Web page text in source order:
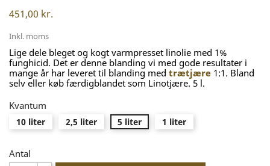
451,00 kr.
Inkl. moms
Lige dele bleget og kogt varmpresset linolie med 1%
funghicid. Det er denne blanding vi med gode resultater i
mange år har leveret til blanding med trætjære 1:1. Bland
selv eller køb færdigblandet som Linotjære. 5 l.
Kvantum
10 liter 2,5 liter 5 liter 1 liter
Antal